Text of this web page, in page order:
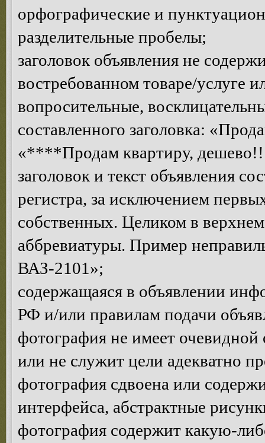
орфографические и
разделительные пробелы;
заголовок объявления не
востребованном товаре/услуге
вопросительные,
составленного заголовка:
«****Продам квартиру,
заголовок и текст объявления
регистра, за исключением
собственных. Целиком в
аббревиатуры. Пример
ВАЗ-2101»;
содержащаяся в объявлении
РФ и/или правилам подачи
фотография не имеет очевидной
или не служит цели адекватно
фотография сдвоена или
интерфейса, абстрактные
фотография содержит какую-